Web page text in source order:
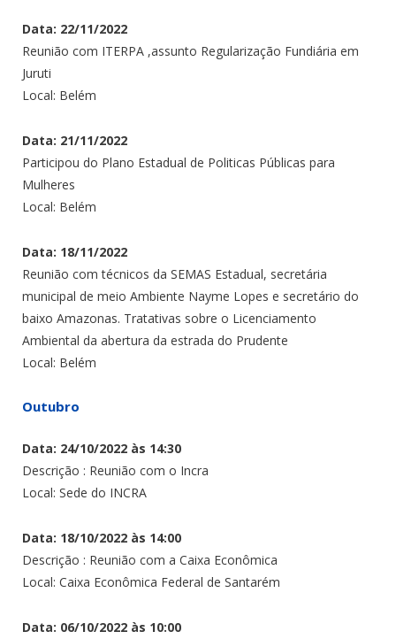
Data: 22/11/2022
Reunião com ITERPA ,assunto Regularização Fundiária em
Juruti
Local: Belém
Data: 21/11/2022
Participou do Plano Estadual de Politicas Públicas para
Mulheres
Local: Belém
Data: 18/11/2022
Reunião com técnicos da SEMAS Estadual, secretária
municipal de meio Ambiente Nayme Lopes e secretário do
baixo Amazonas. Tratativas sobre o Licenciamento
Ambiental da abertura da estrada do Prudente
Local: Belém
Outubro
Data: 24/10/2022 às 14:30
Descrição : Reunião com o Incra
Local: Sede do INCRA
Data: 18/10/2022 às 14:00
Descrição : Reunião com a Caixa Econômica
Local: Caixa Econômica Federal de Santarém
Data: 06/10/2022 às 10:00